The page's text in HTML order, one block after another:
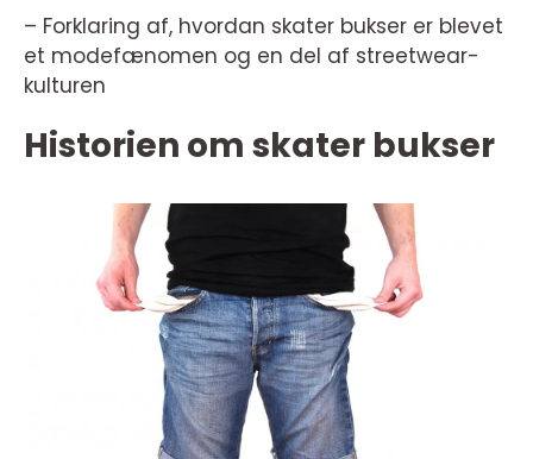
– Forklaring af, hvordan skater bukser er blevet
et modefænomen og en del af streetwear-
kulturen
Historien om skater bukser